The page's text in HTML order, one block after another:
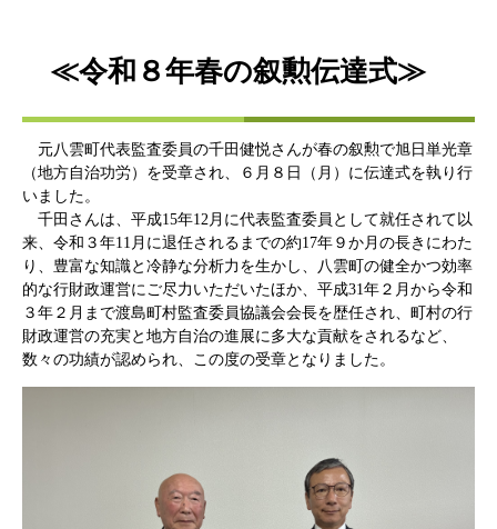
≪令和８年春の叙勲伝達式≫
元八雲町代表監査委員の千田健悦さんが春の叙勲で旭日単光章
（地方自治功労）を受章され、６月８日（月）に伝達式を執り行
いました。
千田さんは、平成15年12月に代表監査委員として就任されて以
来、令和３年11月に退任されるまでの約17年９か月の長きにわた
り、豊富な知識と冷静な分析力を生かし、八雲町の健全かつ効率
的な行財政運営にご尽力いただいたほか、平成31年２月から令和
３年２月まで渡島町村監査委員協議会会長を歴任され、町村の行
財政運営の充実と地方自治の進展に多大な貢献をされるなど、
数々の功績が認められ、この度の受章となりました。